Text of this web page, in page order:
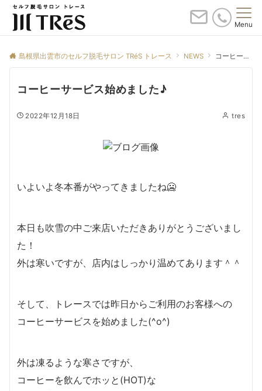
Menu
島根県出雲市のセルフ脱毛サロン TRéS トレース NEWS コーヒーサービス始めました♪
コーヒーサービス始めました♪
2022年12月18日 tres
いよいよ冬本番がやってきましたね🥶
本日も吹雪の中ご来店いただきありがとうございまし
た！
外は寒いですが、店内はしっかり温めてあります＾＾
そして、トレースでは昨日からご利用のお客様への
コーヒーサービスを始めました(^o^)
外は凍るような寒さですが、
コーヒーを飲んでホッと(HOT)な